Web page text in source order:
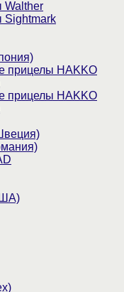
Walther
Sightmark
прицелы HAKKO
прицелы HAKKO